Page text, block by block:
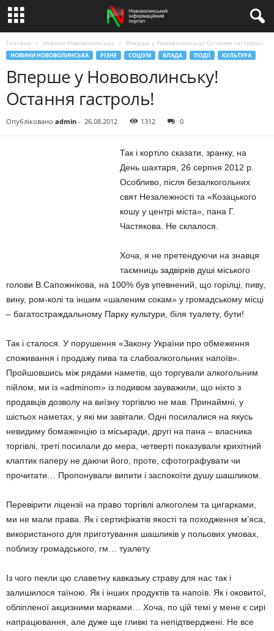
Головна Новини Нововолинська Вперше у Нововолинську! Остання гастроль!
НОВИНИ НОВОВОЛИНСЬКА РІЗНЕ СОЦІУМ ВЛАДА ПОДІЇ КУЛЬТУРА
Вперше у Нововолинську!
Остання гастроль!
Опубліковано admin - 26.08.2012 1312 0
Так і кортіло сказати, зранку, на
День шахтаря, 26 серпня 2012 р.
Особливо, після безалкогольних
свят Незалежності та «Козацького
кошу у центрі міста», пана Г.
Частякова. Не склалося.
Хоча, я не претендуючи на знавця
таємниць задвірків душі міського
голови В.Сапожнікова, на 100% був упевнений, що горілці, пиву,
вину, ром-колі та іншим «шаленим сокам» у громадському місці
– багатостраждальному Парку культури, біля туалету, бути!
Так і сталося. У порушення «Закону України про обмеження
споживання і продажу пива та слабоалкогольних напоїв».
Пройшовшись між рядами наметів, що торгували алкогольним
пійлом, ми із «adminom» із подивом зауважили, що ніхто з
продавців дозволу на виїзну торгівлю не мав. Принаймні, у
шістьох наметах, у які ми завітали. Одні посилалися на якусь
невидиму бомаженцію із міськради, другі на пана – власника
торгівлі, треті посилали до мера, четверті показували крихітний
клаптик паперу не даючи його, проте, сфотографувати чи
прочитати… Пропонували випити і заспокоїти душу шашликом.
Перевірити ліцензії на право торгівлі алкоголем та цигарками,
ми не мали права. Як і сертифікатів якості та походження м’яса,
використаного для приготування шашликів у польових умовах,
поблизу громадського, гм… туалету.
Із чого пекли цю славетну кавказьку страву для нас так і
залишилося таїною. Як і інших продуктів та напоїв. Як і оковитої,
обліпленої акцизними марками… Хоча, по цій темі у мене є сирі
напрацювання, але дуже ще гливкі та непідтверджені. Не все